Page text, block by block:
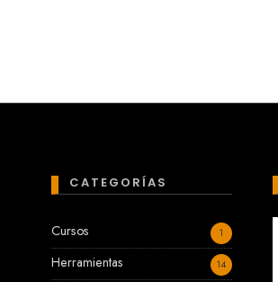
CATEGORÍAS
Cursos 1
Herramientas 14